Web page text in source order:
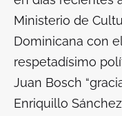
Ministerio de
Dominicana con
respetadísimo
Juan Bosch
Enriquillo